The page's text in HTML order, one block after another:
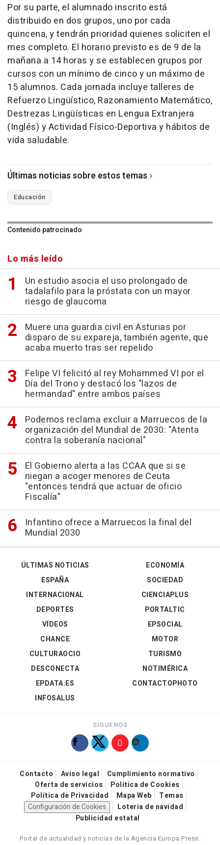
Por su parte, el alumnado inscrito está
distribuido en dos grupos, uno por cada
quincena, y tendrán prioridad quienes soliciten el
mes completo. El horario previsto es de 9 de la
mañana a 14 horas y se establecen grupos por
cursos con un mínimo de cinco y un máximo de
15 alumnos. Cada jornada incluye talleres de
Refuerzo Lingüístico, Razonamiento Matemático,
Destrezas Lingüísticas en Lengua Extranjera
(Inglés) y Actividad Físico-Deportiva y hábitos de
vida saludable.
Últimas noticias sobre estos temas
Educación
Contenido patrocinado
Lo más leído
Un estudio asocia el uso prolongado de
tadalafilo para la próstata con un mayor
riesgo de glaucoma
Muere una guardia civil en Asturias por
disparo de su expareja, también agente, que
acaba muerto tras ser repelido
Felipe VI felicitó al rey Mohammed VI por el
Día del Trono y destacó los "lazos de
hermandad" entre ambos países
Podemos reclama excluir a Marruecos de la
organización del Mundial de 2030: "Atenta
contra la soberanía nacional"
El Gobierno alerta a las CCAA que si se
niegan a acoger menores de Ceuta
"entonces tendrá que actuar de oficio
Fiscalía"
Infantino ofrece a Marruecos la final del
Mundial 2030
ÚLTIMAS NOTICIAS
ESPAÑA
INTERNACIONAL
DEPORTES
VÍDEOS
ECONOMÍA
SOCIEDAD
CIENCIAPLUS
PORTALTIC
EPSOCIAL
CHANCE
CULTURAOCIO
DESCONECTA
EPDATA.ES
INFOSALUS
MOTOR
TURISMO
NOTIMÉRICA
CONTACTOPHOTO
SÍGUENOS
Contacto Aviso legal
Cumplimiento normativo
Oferta de servicios
Política de Cookies
Política de Privacidad
Mapa Web
Temas
Configuración de Cookies
Loteria de navidad
Publicidad estatal
Portal de actualidad y noticias de la Agencia Europa Press.